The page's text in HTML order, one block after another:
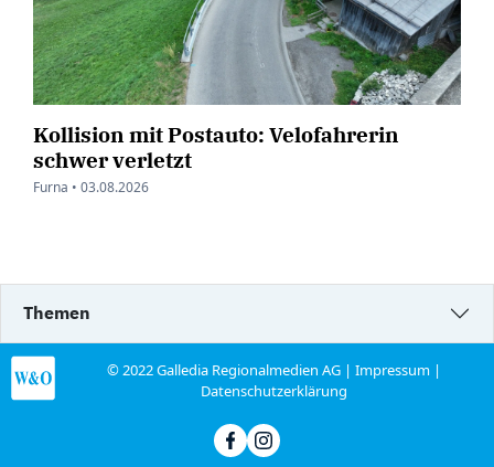
Kollision mit Postauto: Velofahrerin
schwer verletzt
Furna • 03.08.2026
Themen
© 2022 Galledia Regionalmedien AG |Impressum |
Datenschutzerklärung